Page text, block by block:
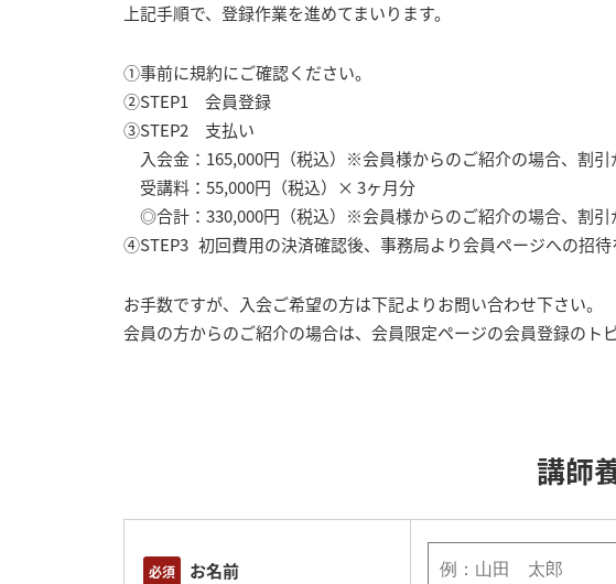
上記手順で、登録作業を進めてまいります。
①事前に規約にご確認ください。
②STEP1 会員登録
③STEP2 支払い
入会金：165,000円（税込）※会員様からのご紹介の場合、割引
受講料：55,000円（税込）× 3ヶ月分
◎合計：330,000円（税込）※会員様からのご紹介の場合、割引
④STEP3 初回費用の決済確認後、事務局より会員ページへの招待
お手数ですが、入会ご希望の方は下記よりお問い合わせ下さい。
会員の方からのご紹介の場合は、会員限定ページの会員登録のト
講師
必須 お名前